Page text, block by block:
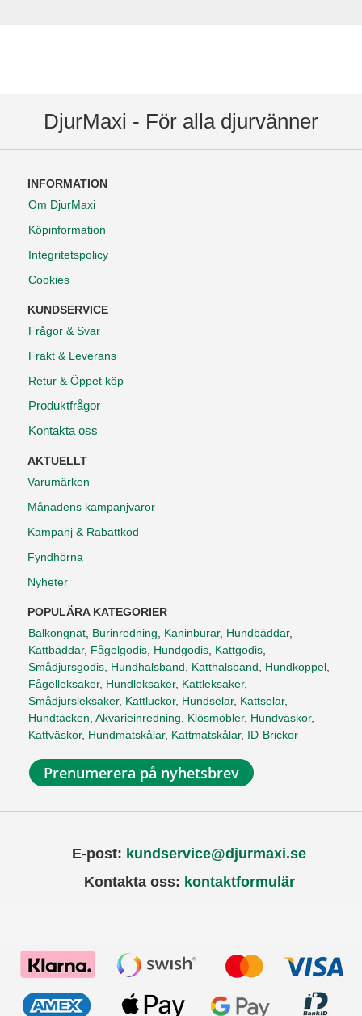
DjurMaxi - För alla djurvänner
INFORMATION
Om DjurMaxi
Köpinformation
Integritetspolicy
Cookies
KUNDSERVICE
Frågor & Svar
Frakt & Leverans
Retur & Öppet köp
Produktfrågor
Kontakta oss
AKTUELLT
Varumärken
Månadens kampanjvaror
Kampanj & Rabattkod
Fyndhörna
Nyheter
POPULÄRA KATEGORIER
Balkongnät, Burinredning, Kaninburar, Hundbäddar,
Kattbäddar, Fågelgodis, Hundgodis, Kattgodis,
Smådjursgodis, Hundhalsband, Katthalsband, Hundkoppel,
Fågelleksaker, Hundleksaker, Kattleksaker,
Smådjursleksaker, Kattluckor, Hundselar, Kattselar,
Hundtäcken, Akvarieinredning, Klösmöbler, Hundväskor,
Kattväskor, Hundmatskålar, Kattmatskålar, ID-Brickor
Prenumerera på nyhetsbrev
E-post: kundservice@djurmaxi.se
Kontakta oss: kontaktformulär